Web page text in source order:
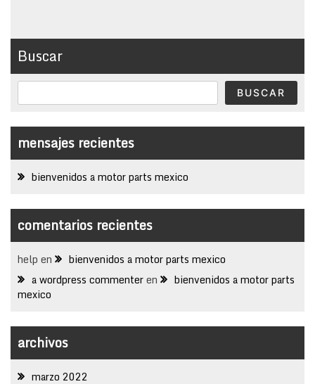
Buscar
BUSCAR
mensajes recientes
bienvenidos a motor parts mexico
comentarios recientes
help en
bienvenidos a motor parts mexico
a wordpress commenteren
bienvenidos a motor parts
mexico
archivos
marzo 2022